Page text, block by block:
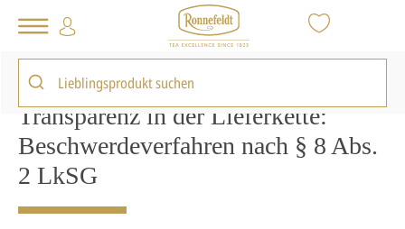
Tee Shop AGB
Transparenz in der Lieferkette:
Beschwerdeverfahren nach § 8 Abs.
2 LkSG